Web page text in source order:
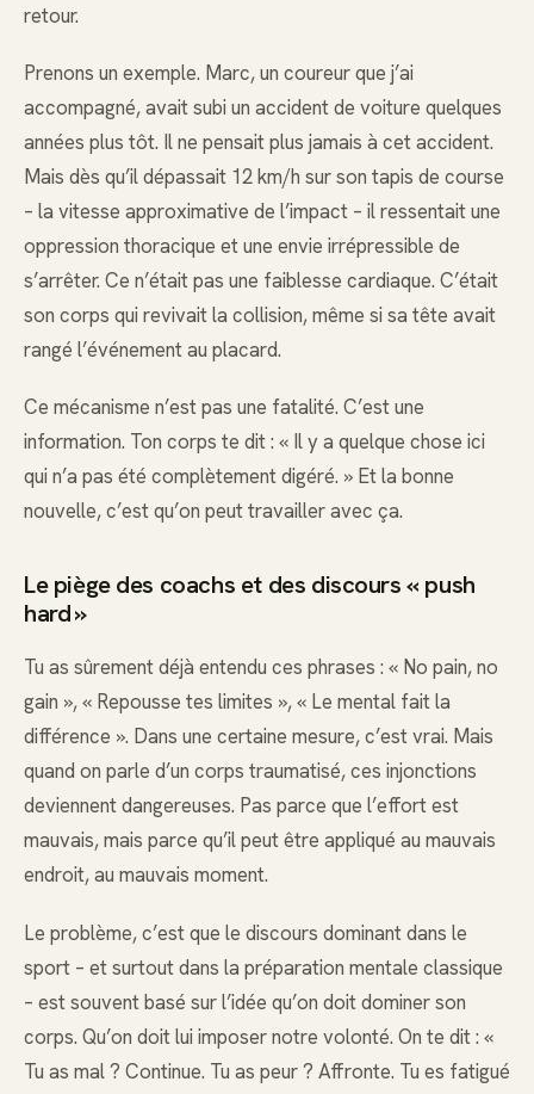
retour.
Prenons un exemple. Marc, un coureur que j’ai
accompagné, avait subi un accident de voiture quelques
années plus tôt. Il ne pensait plus jamais à cet accident.
Mais dès qu’il dépassait 12 km/h sur son tapis de course
– la vitesse approximative de l’impact – il ressentait une
oppression thoracique et une envie irrépressible de
s’arrêter. Ce n’était pas une faiblesse cardiaque. C’était
son corps qui revivait la collision, même si sa tête avait
rangé l’événement au placard.
Ce mécanisme n’est pas une fatalité. C’est une
information. Ton corps te dit : « Il y a quelque chose ici
qui n’a pas été complètement digéré. » Et la bonne
nouvelle, c’est qu’on peut travailler avec ça.
Le piège des coachs et des discours « push
hard »
Tu as sûrement déjà entendu ces phrases : « No pain, no
gain », « Repousse tes limites », « Le mental fait la
différence ». Dans une certaine mesure, c’est vrai. Mais
quand on parle d’un corps traumatisé, ces injonctions
deviennent dangereuses. Pas parce que l’effort est
mauvais, mais parce qu’il peut être appliqué au mauvais
endroit, au mauvais moment.
Le problème, c’est que le discours dominant dans le
sport – et surtout dans la préparation mentale classique
– est souvent basé sur l’idée qu’on doit dominer son
corps. Qu’on doit lui imposer notre volonté. On te dit : «
Tu as mal ? Continue. Tu as peur ? Affronte. Tu es fatigué